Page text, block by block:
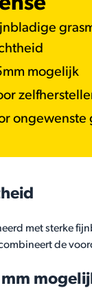
mogelijk
ongewenste
met sterke
de